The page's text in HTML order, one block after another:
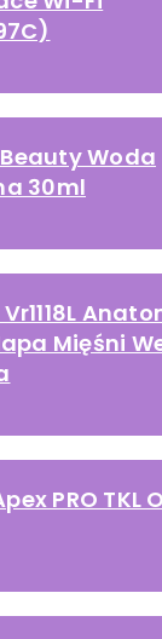
Woda
30ml
Mięśni
PRO TKL